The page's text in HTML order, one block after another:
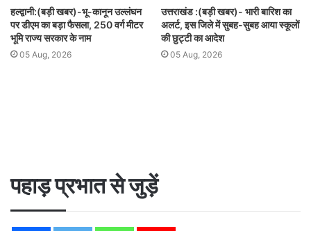
हल्द्वानी:(बड़ी खबर)-भू-कानून उल्लंघन
पर डीएम का बड़ा फैसला, 250 वर्ग मीटर
भूमि राज्य सरकार के नाम
05 Aug, 2026
उत्तराखंड :(बड़ी खबर)- भारी बारिश का
अलर्ट, इस जिले में सुबह-सुबह आया स्कूलों
की छुट्टी का आदेश
05 Aug, 2026
पहाड़ प्रभात से जुड़ें